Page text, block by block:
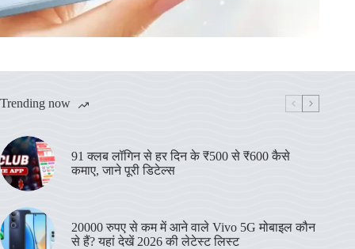
Trending now
91 क्लब लॉगिन से हर दिन के ₹500 से ₹600 कैसे
कमाए, जाने पूरी डिटेल्स
20000 रुपए से कम में आने वाले Vivo 5G मोबाइल कौन
से हैं? यहां देखें 2026 की लेटेस्ट लिस्ट